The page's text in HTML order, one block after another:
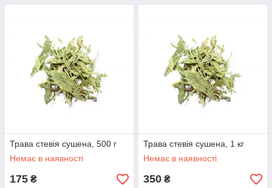
Трава стевія сушена, 500 г
Немає в наявності
175 ₴
Трава стевія сушена, 1 кг
Немає в наявності
350 ₴